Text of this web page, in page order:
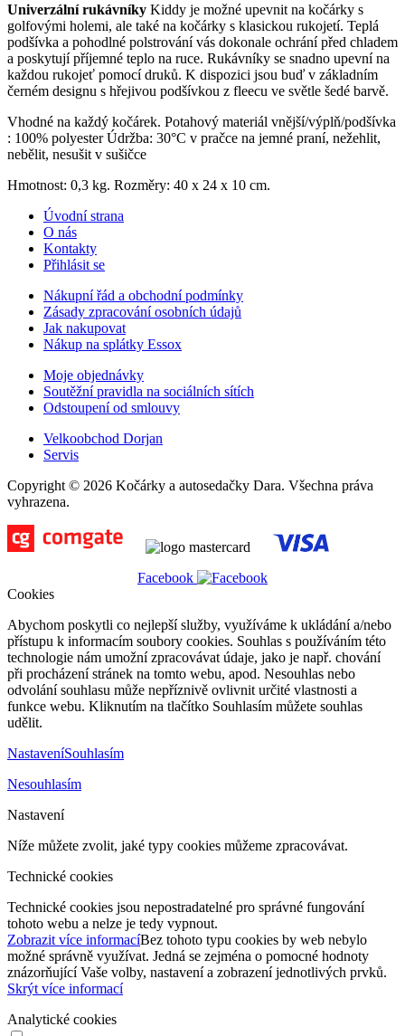
Univerzální rukávníky Kiddy je možné upevnit na kočárky s
golfovými holemi, ale také na kočárky s klasickou rukojetí. Teplá
podšívka a pohodlné polstrování vás dokonale ochrání před chladem
a poskytují příjemné teplo na ruce. Rukávníky se snadno upevní na
každou rukojeť pomocí druků. K dispozici jsou buď v základním
černém designu s hřejivou podšívkou z fleecu ve světle šedé barvě.
Vhodné na každý kočárek. Potahový materiál vnější/výplň/podšívka
: 100% polyester Údržba: 30°C v pračce na jemné praní, nežehlit,
nebělit, nesušit v sušičce
Hmotnost: 0,3 kg. Rozměry: 40 x 24 x 10 cm.
Úvodní strana
O nás
Kontakty
Přihlásit se
Nákupní řád a obchodní podmínky
Zásady zpracování osobních údajů
Jak nakupovat
Nákup na splátky Essox
Moje objednávky
Soutěžní pravidla na sociálních sítích
Odstoupení od smlouvy
Velkoobchod Dorjan
Servis
Copyright © 2026 Kočárky a autosedačky Dara. Všechna práva
vyhrazena.
Facebook
Cookies
Abychom poskytli co nejlepší služby, využíváme k ukládání a/nebo
přístupu k informacím soubory cookies. Souhlas s používáním této
technologie nám umožní zpracovávat údaje, jako je např. chování
při procházení stránek na tomto webu, apod. Nesouhlas nebo
odvolání souhlasu může nepříznivě ovlivnit určité vlastnosti a
funkce webu. Kliknutím na tlačítko Souhlasím můžete souhlas
udělit.
NastaveníSouhlasím
Nesouhlasím
Nastavení
Níže můžete zvolit, jaké typy cookies můžeme zpracovávat.
Technické cookies
Technické cookies jsou nepostradatelné pro správné fungování
tohoto webu a nelze je tedy vypnout.
Zobrazit více informacíBez tohoto typu cookies by web nebylo
možné správně využívat. Jedná se zejména o pomocné hodnoty
znázorňující Vaše volby, nastavení a zobrazení jednotlivých prvků.
Skrýt více informací
Analytické cookies